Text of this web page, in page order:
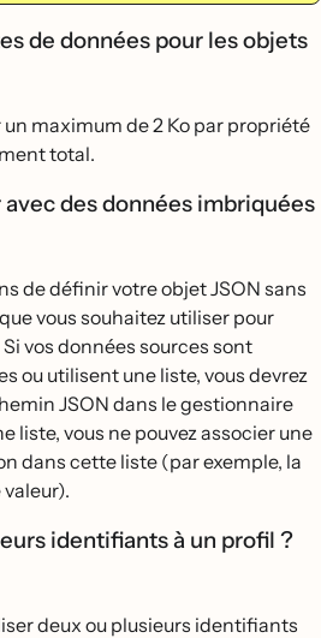
de données pour les objets
maximum de 2 Ko par propriété
total.
des données imbriquées
de définir votre objet JSON sans
vous souhaitez utiliser pour
vos données sources sont
ou utilisent une liste, vous devrez
JSON dans le gestionnaire
liste, vous ne pouvez associer une
dans cette liste (par exemple, la
identifiants à un profil ?
deux ou plusieurs identifiants